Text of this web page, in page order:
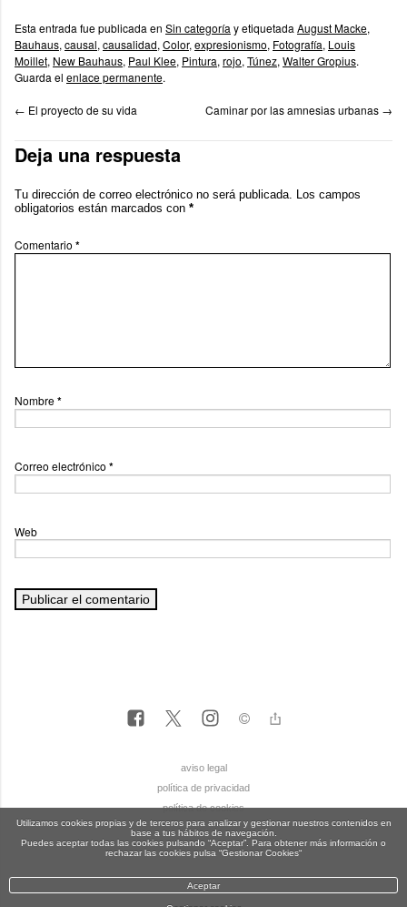
Esta entrada fue publicada en Sin categoría y etiquetada August Macke,
Bauhaus, causal, causalidad, Color, expresionismo, Fotografía, Louis
Moillet, New Bauhaus, Paul Klee, Pintura, rojo, Túnez, Walter Gropius.
Guarda el enlace permanente.
← El proyecto de su vida Caminar por las amnesias urbanas →
Deja una respuesta
Tu dirección de correo electrónico no será publicada. Los campos
obligatorios están marcados con *
Comentario *
Nombre*
Correo electrónico *
Web
aviso legal
política de privacidad
política de cookies
Utilizamos cookies propias y de terceros para analizar y gestionar nuestros contenidos en
base a tus hábitos de navegación.
Puedes aceptar todas las cookies pulsando “Aceptar”. Para obtener más información o
rechazar las cookies pulsa “Gestionar Cookies“
Aceptar